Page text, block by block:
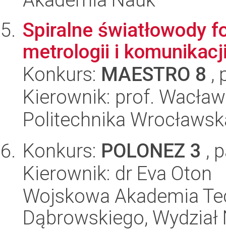
Spiralne światłowody
metrologii i
Konkurs: MAESTRO 8 ,
Kierownik: prof.
Politechnika
Konkurs: POLONEZ 3 ,
Kierownik: dr Eva Oton
Wojskowa Akademia
Dąbrowskiego,